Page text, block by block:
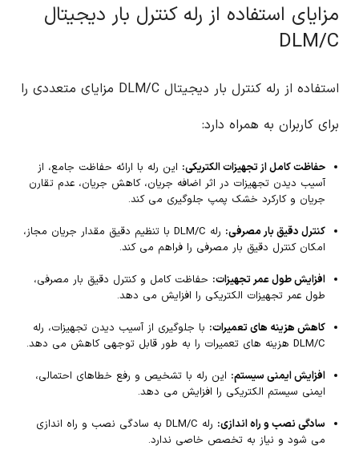
مزایای استفاده از رله کنترل بار دیجیتال
DLM/C
استفاده از رله کنترل بار دیجیتال DLM/C مزایای متعددی را
برای کاربران به همراه دارد:
حفاظت کامل از تجهیزات الکتریکی: این رله با ارائه حفاظت جامع، از
آسیب دیدن تجهیزات در اثر اضافه جریان، کاهش جریان، عدم تقارن
جریان و کارکرد خشک پمپ جلوگیری می کند.
کنترل دقیق بار مصرفی:
رله DLM/C با تنظیم دقیق مقدار جریان مجاز،
امکان کنترل دقیق بار مصرفی را فراهم می کند.
افزایش طول عمر تجهیزات: حفاظت کامل و کنترل دقیق بار مصرفی،
طول عمر تجهیزات الکتریکی را افزایش می دهد.
کاهش هزینه های تعمیرات: با جلوگیری از آسیب دیدن تجهیزات، رله
DLM/C هزینه های تعمیرات را به طور قابل توجهی کاهش می دهد.
افزایش ایمنی سیستم: این رله با تشخیص و رفع خطاهای احتمالی،
ایمنی سیستم الکتریکی را افزایش می دهد.
سادگی نصب و راه اندازی:
رله DLM/C به سادگی نصب و راه اندازی
می شود و نیاز به تخصص خاصی ندارد.